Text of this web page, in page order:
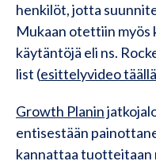
henkilöt, jotta
Mukaan otettiin
käytäntöjä eli ns.
list (esittelyvideo täällä
Growth Planin
entisestään
kannattaa tuotteitaan